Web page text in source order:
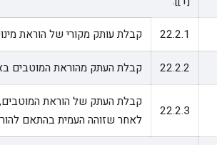
22.2.1 קבלת עותק מקורי של הוראת
22.2.2 קבלת העתק מהוראת המוטבים
22.2.3
קבלת העתק של הוראת המוטבים,
לאחר שזוהה העמית בהתאם